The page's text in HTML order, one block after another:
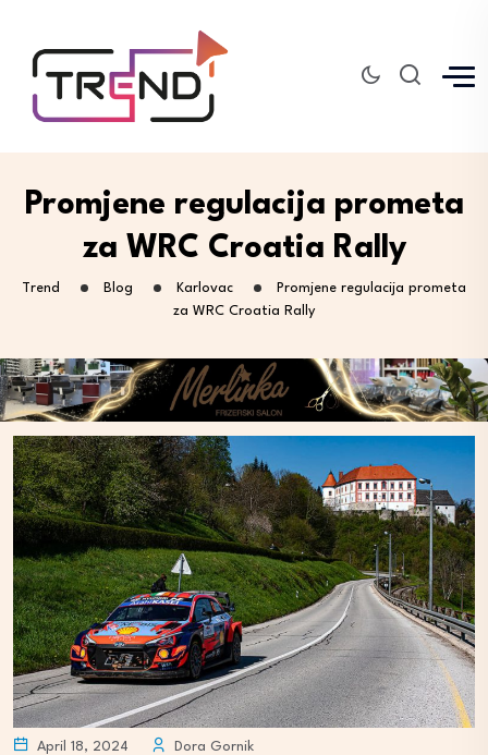
Promjene regulacija prometa
za WRC Croatia Rally
Trend Blog Karlovac
Promjene regulacija prometa
za WRC Croatia Rally
April 18, 2024
Dora Gornik